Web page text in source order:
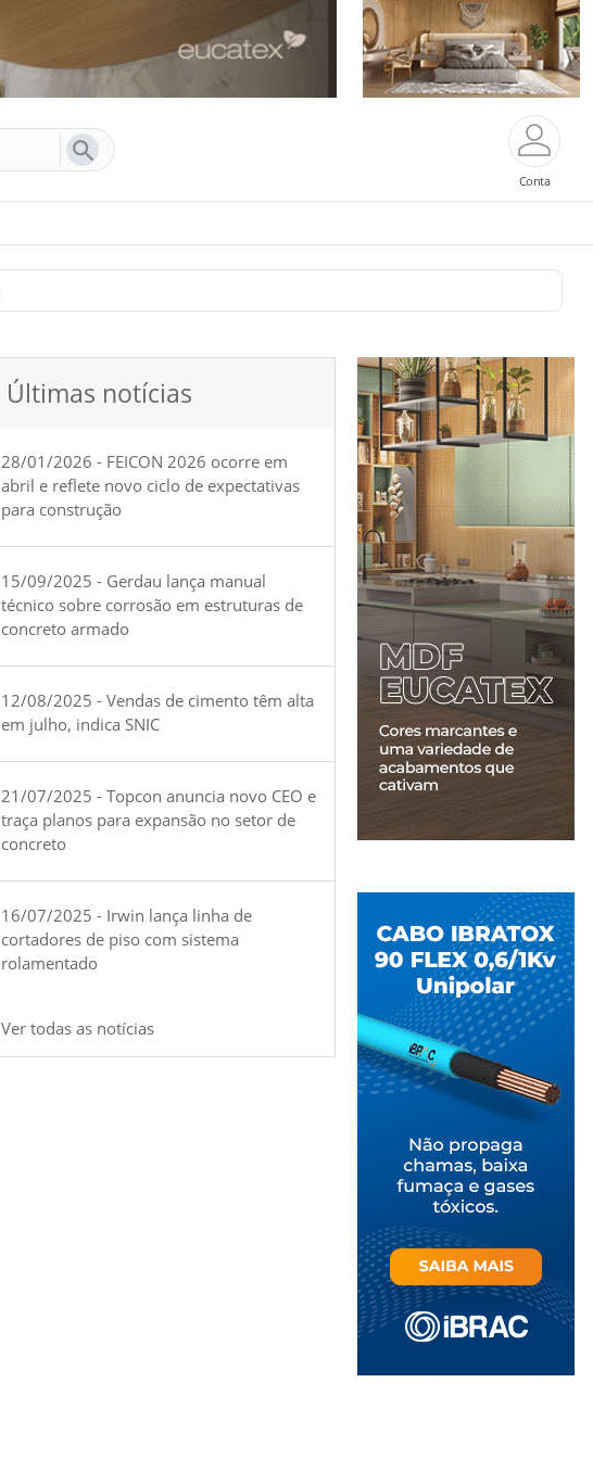
Conta
Últimas notícias
28/01/2026 - FEICON 2026 ocorre em
abril e reflete novo ciclo de expectativas
para construção
15/09/2025 - Gerdau lança manual
técnico sobre corrosão em estruturas de
concreto armado
12/08/2025 - Vendas de cimento têm alta
em julho, indica SNIC
21/07/2025 - Topcon anuncia novo CEO e
traça planos para expansão no setor de
concreto
16/07/2025 - Irwin lança linha de
cortadores de piso com sistema
rolamentado
Ver todas as notícias